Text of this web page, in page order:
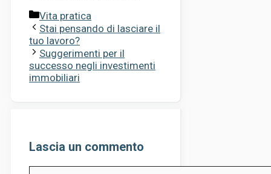
Categorie
Vita pratica
Stai pensando di lasciare il
tuo lavoro?
Suggerimenti per il
successo negli investimenti
immobiliari
Lascia un commento